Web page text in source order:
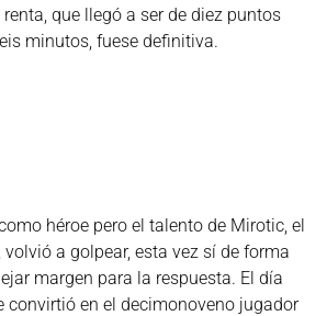
que llegó a ser de diez puntos
minutos, fuese definitiva.
héroe pero el talento de Mirotic, el
a golpear, esta vez sí de forma
margen para la respuesta. El día
convirtió en el decimonoveno jugador